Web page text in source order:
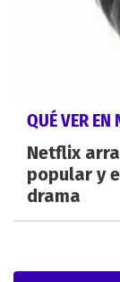
QUÉ VER EN
Netflix
popular y
drama